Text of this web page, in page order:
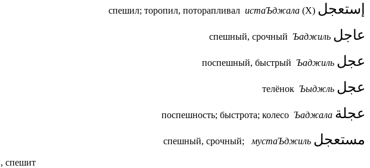
спешил; торопил, поторапливал истаЪджала (X) إستعجل
спешный, срочный Ъаджиль عاجل
поспешный, быстрый Ъаджиль عجل
телёнок Ъыджль عجل
поспешность; быстрота; колесо Ъаджала عجلة
спешный, срочный; мустаЪджиль مستعجل
спешит